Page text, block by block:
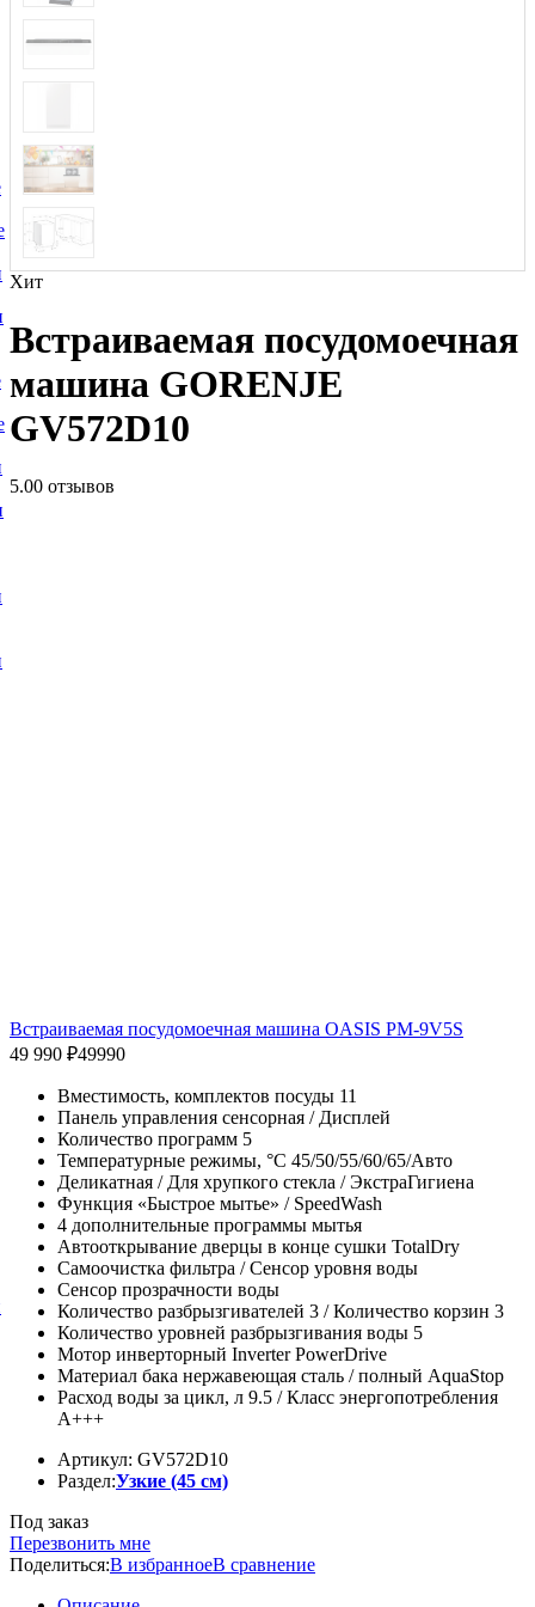
Хит
Встраиваемая посудомоечная
машина GORENJE
GV572D10
5.00 отзывов
Встраиваемая посудомоечная машина OASIS PM-9V5S
49 990 ₽49990
Вместимость, комплектов посуды 11
Панель управления сенсорная / Дисплей
Количество программ 5
Температурные режимы, °C 45/50/55/60/65/Авто
Деликатная / Для хрупкого стекла / ЭкстраГигиена
Функция «Быстрое мытье» / SpeedWash
4 дополнительные программы мытья
Автооткрывание дверцы в конце сушки TotalDry
Самоочистка фильтра / Сенсор уровня воды
Сенсор прозрачности воды
Количество разбрызгивателей 3 / Количество корзин 3
Количество уровней разбрызгивания воды 5
Мотор инверторный Inverter PowerDrive
Материал бака нержавеющая сталь / полный AquaStop
Расход воды за цикл, л 9.5 / Класс энергопотребления
A+++
Артикул: GV572D10
Раздел:Узкие (45 см)
Под заказ
Перезвонить мне
Поделиться:В избранноеВ сравнение